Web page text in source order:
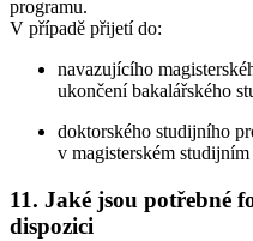
programu.
V případě přijetí do:
navazujícího
ukončení bakalářského
doktorského studijního
v magisterském
11. Jaké jsou potřebné
dispozici